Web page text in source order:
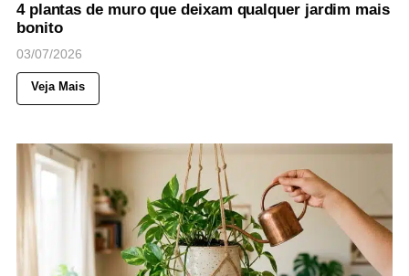
4 plantas de muro que deixam qualquer jardim mais
bonito
03/07/2026
Veja Mais